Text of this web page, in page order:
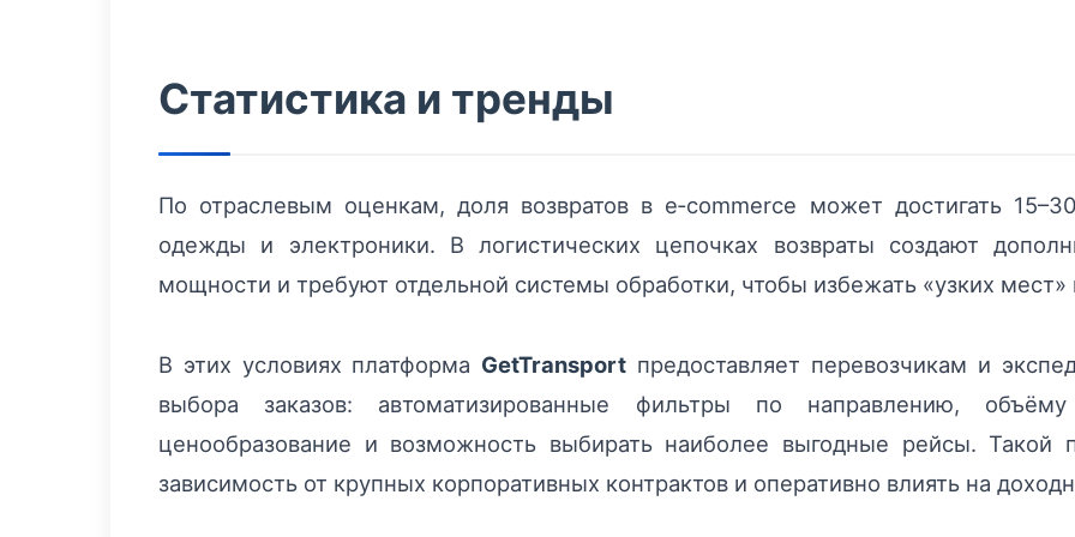
Статистика и тренды
По отраслевым оценкам, доля возвратов в e‑commerce может достигать
одежды и электроники. В логистических цепочках возвраты создают
мощности и требуют отдельной системы обработки, чтобы избежать «узких мест»
В этих условиях платформа GetTransport предоставляет перевозчикам и
выбора заказов: автоматизированные фильтры по направлению,
ценообразование и возможность выбирать наиболее выгодные рейсы. Такой
зависимость от крупных корпоративных контрактов и оперативно влиять на